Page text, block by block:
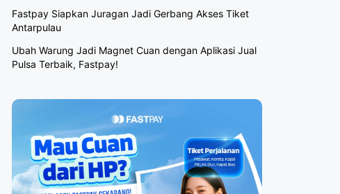
Fastpay Siapkan Juragan Jadi Gerbang Akses Tiket
Antarpulau
Ubah Warung Jadi Magnet Cuan dengan Aplikasi Jual
Pulsa Terbaik, Fastpay!